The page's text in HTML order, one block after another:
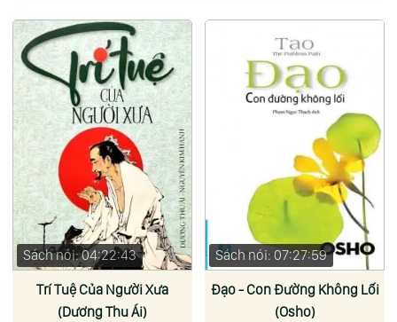
Sách nói: 04:22:43
Trí Tuệ Của Người Xưa
(Dương Thu Ái)
Sách nói: 07:27:59
Đạo - Con Đường Không Lối
(Osho)